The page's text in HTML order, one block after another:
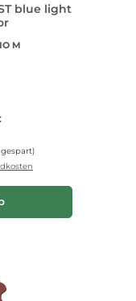
blue light
M
gespart)